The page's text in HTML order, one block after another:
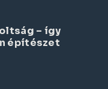
– így
építészet